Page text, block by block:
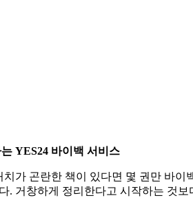
YES24 바이백 서비스
가 곤란한 책이 있다면 몇 권만 바
. 거창하게 정리한다고 시작하는 것